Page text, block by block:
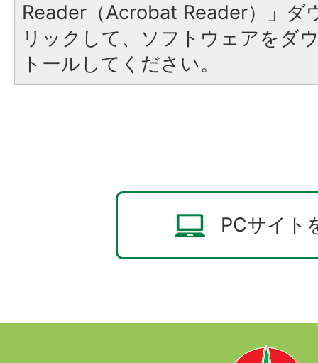
Reader（Acrobat Reader）」ダ
リックして、ソフトウェアをダ
トールしてください。
PCサイト